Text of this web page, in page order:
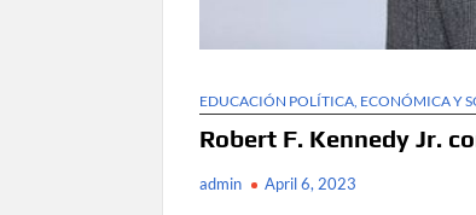
EDUCACIÓN POLÍTICA, ECONÓMICA Y
Robert F. Kennedy Jr.
admin April 6, 2023